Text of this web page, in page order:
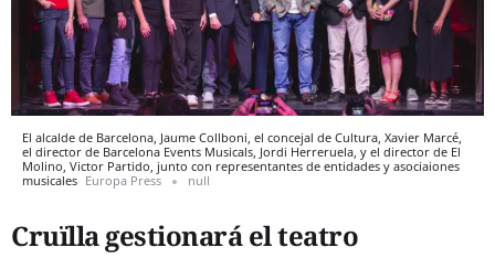
El alcalde de Barcelona, Jaume Collboni, el concejal de Cultura, Xavier Marcé,
el director de Barcelona Events Musicals, Jordi Herreruela, y el director de El
Molino, Victor Partido, junto con representantes de entidades y asociaiones
musicales Europa Press null
Cruïlla gestionará el teatro